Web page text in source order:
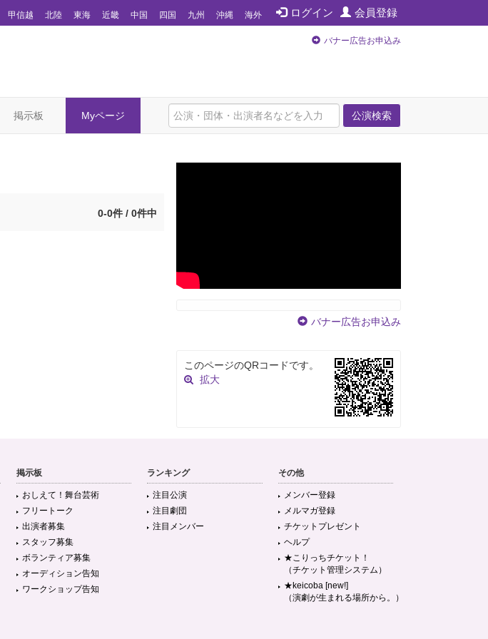
ログイン 会員登録
甲信越 北陸 東海 近畿 中国 四国 九州 沖縄 海外
バナー広告お申込み
公演検索
掲示板 Myページ
0-0件 / 0件中
バナー広告お申込み
このページのQRコードです。
拡大
掲示板
おしえて！舞台芸術
フリートーク
出演者募集
スタッフ募集
ボランティア募集
オーディション告知
ワークショップ告知
ランキング
注目公演
注目劇団
注目メンバー
その他
メンバー登録
メルマガ登録
チケットプレゼント
ヘルプ
★こりっちチケット！
（チケット管理システム）
★keicoba [new!]
（演劇が生まれる場所から。）